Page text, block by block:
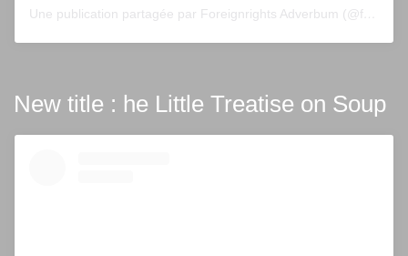
New title : he Little Treatise on Soup